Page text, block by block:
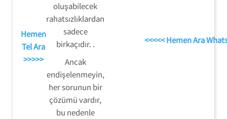
Hemen
Tel Ara
>>>>>
oluşabilecek
rahatsızlıklardan
sadece
birkaçıdır. .
Ancak
endişelenmeyin,
her sorunun bir
çözümü vardır,
bu nedenle
<<<<< Hemen Ara